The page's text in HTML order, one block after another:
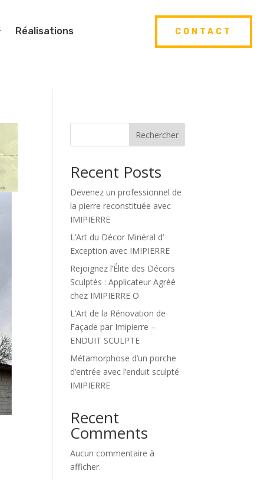
Réalisations CONTACT
Rechercher
Recent Posts
Devenez un professionnel de
la pierre reconstituée avec
IMIPIERRE
L’Art du Décor Minéral d’
Exception avec IMIPIERRE
Rejoignez l’Élite des Décors
Sculptés : Applicateur Agréé
chez IMIPIERRE O
L’Art de la Rénovation de
Façade par Imipierre –
ENDUIT SCULPTE
Métamorphose d’un porche
d’entrée avec l’enduit sculpté
IMIPIERRE
Recent
Comments
Aucun commentaire à
afficher.